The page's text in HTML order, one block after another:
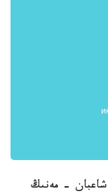
- مەنىڭ